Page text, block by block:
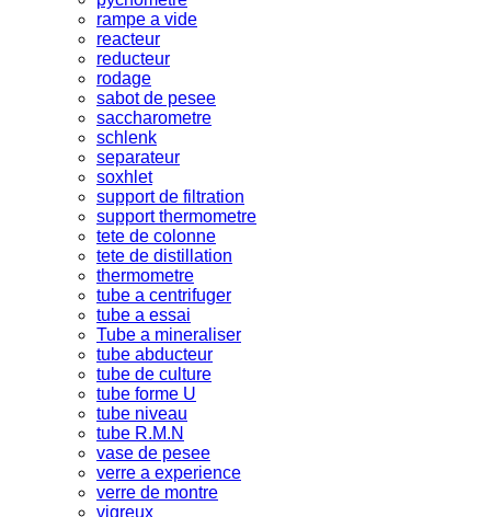
rampe a vide
reacteur
reducteur
rodage
sabot de pesee
saccharometre
schlenk
separateur
soxhlet
support de filtration
support thermometre
tete de colonne
tete de distillation
thermometre
tube a centrifuger
tube a essai
Tube a mineraliser
tube abducteur
tube de culture
tube forme U
tube niveau
tube R.M.N
vase de pesee
verre a experience
verre de montre
vigreux